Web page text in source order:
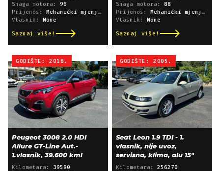
Snaga motora: 96
Prijenos: Mehanički mjenjač
Vlasnik: None
Saznaj više!
Snaga motora: 88
Prijenos: Mehanički mjenjač
Vlasnik: None
Saznaj više!
GODIŠTE: 2018.
Peugeot 3008 2.0 HDI
Allure GT-Line Aut.-
1.vlasnik, 39.600 km!
Kilometara: 39590
GODIŠTE: 2005.
Seat Leon 1.9 TDI - 1.
vlasnik, nije uvoz,
servisna, klima, alu 15"
Kilometara: 256270